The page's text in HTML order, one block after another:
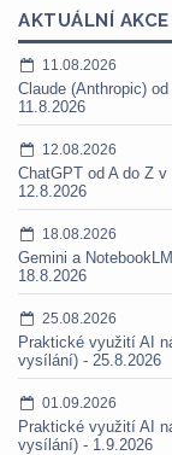
AKTUÁLNÍ AKCE
11.08.2026
Claude (Anthropic)
11.8.2026
12.08.2026
ChatGPT od A do Z
12.8.2026
18.08.2026
Gemini a
18.8.2026
25.08.2026
Praktické využití AI
vysílání) - 25.8.2026
01.09.2026
Praktické využití AI
vysílání) - 1.9.2026